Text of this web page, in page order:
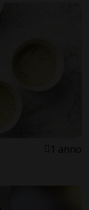
1 anno